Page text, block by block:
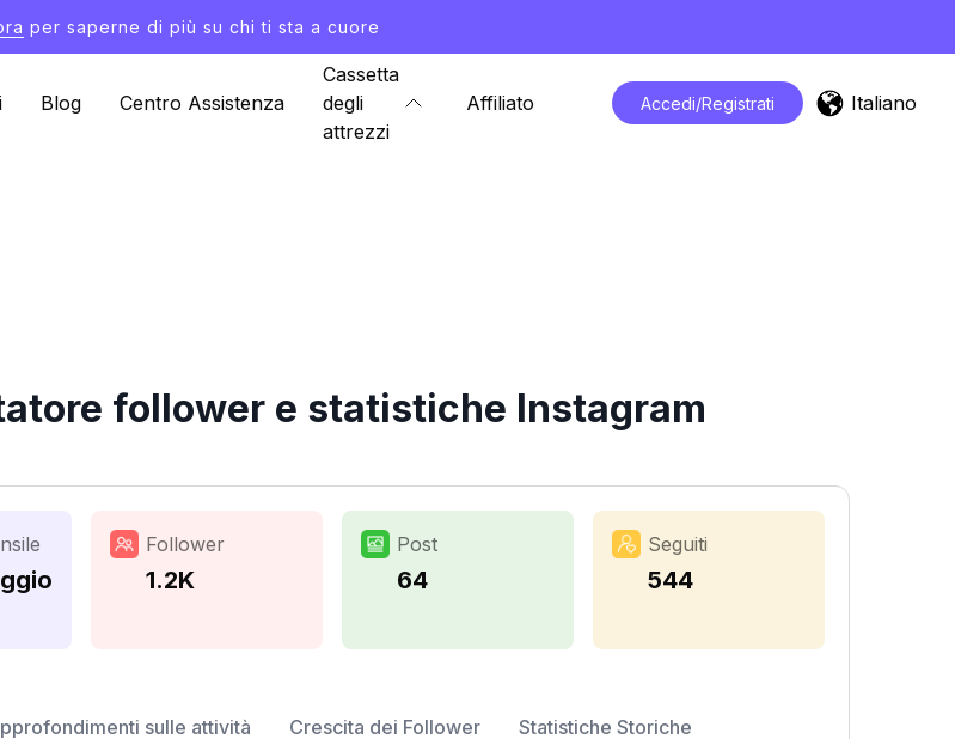
per saperne di più su chi ti sta a cuore
Blog Centro Assistenza
Cassetta
degli
attrezzi
Affiliato Accedi/Registrati Italiano
follower e statistiche Instagram
Follower
1.2K
Post
64
Seguiti
544
sulle attività Crescita dei Follower Statistiche Storiche